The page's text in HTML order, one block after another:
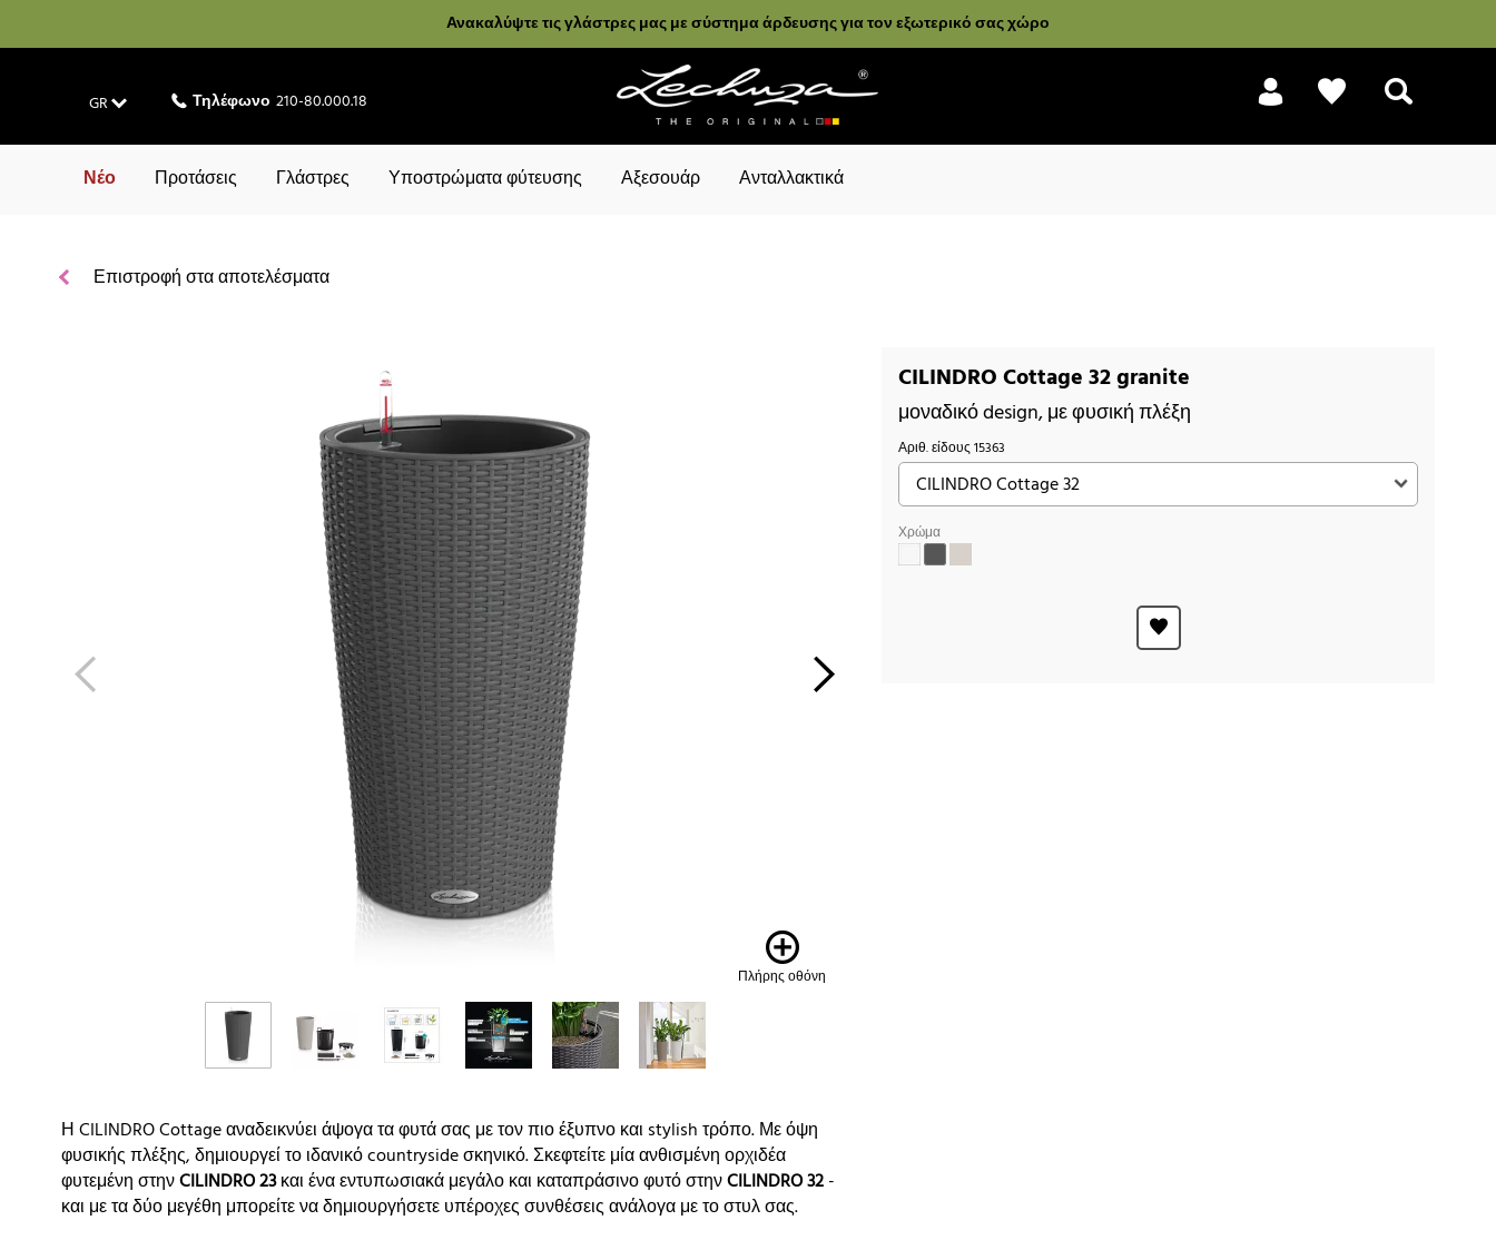
Ανακαλύψτε τις γλάστρες μας με σύστημα άρδευσης για τον εξωτερικό σας χώρο
GR Τηλέφωνο 210-80.000.18
Νέο Προτάσεις Γλάστρες Υποστρώματα φύτευσης Αξεσουάρ Ανταλλακτικά
Επιστροφή στα αποτελέσματα
Πλήρης οθόνη
CILINDRO Cottage 32 granite
μοναδικό design, με φυσική πλέξη
Αριθ. είδους15363
Χρώμα
Η CILINDRO Cottage αναδεικνύει άψογα τα φυτά σας με τον πιο έξυπνο και stylish τρόπο. Με όψη
φυσικής πλέξης, δημιουργεί το ιδανικό countryside σκηνικό. Σκεφτείτε μία ανθισμένη ορχιδέα
φυτεμένη στηνCILINDRO 23και ένα εντυπωσιακά μεγάλο και καταπράσινο φυτό στηνCILINDRO 32-
και με τα δύο μεγέθη μπορείτε να δημιουργήσετε υπέροχες συνθέσεις ανάλογα με το στυλ σας.